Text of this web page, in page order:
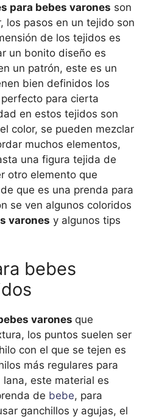
para bebes varones son
los pasos en un tejido son
de los tejidos es
un bonito diseño es
un patrón, este es un
bien definidos los
para cierta
en estos tejidos son
color, se pueden mezclar
muchos elementos,
una figura tejida de
otro elemento que
que es una prenda para
se ven algunos coloridos
varones y algunos tips
bebes
varones que
los puntos suelen ser
con el que se tejen es
más regulares para
este material es
de bebe, para
ganchillos y agujas, el